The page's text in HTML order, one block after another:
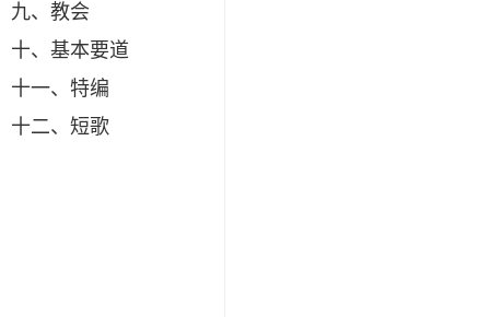
九、教会
十、基本要道
十一、特编
十二、短歌